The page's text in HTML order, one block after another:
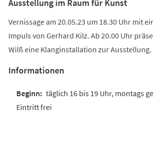
Ausstellung im Raum für Kunst
Vernissage am 20.05.23 um 18.30 Uhr mit
Impuls von Gerhard Kilz. Ab 20.00 Uhr
Wilß eine Klanginstallation zur Ausstellung.
Informationen
täglich 16 bis 19 Uhr, montags
Eintritt frei